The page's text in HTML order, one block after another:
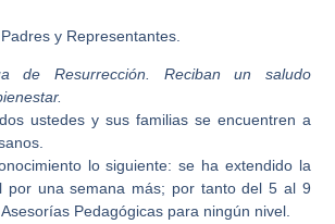
y Representantes.
de Resurrección. Reciban un saludo
ustedes y sus familias se encuentren a
lo siguiente: se ha extendido la
por una semana más; por tanto del 5 al 9
Pedagógicas para ningún nivel.